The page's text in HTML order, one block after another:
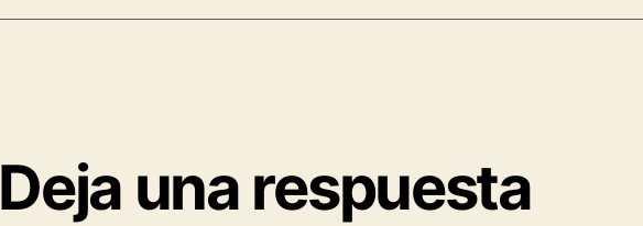
Deja una respuesta